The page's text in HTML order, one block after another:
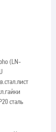
(LN-
сталь